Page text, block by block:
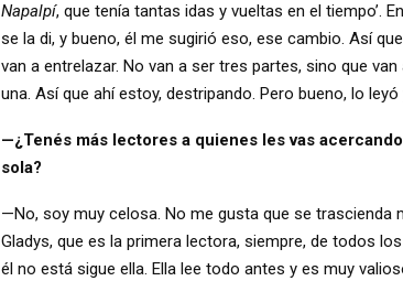
Napalpí, que tenía tantas idas y vueltas en el tiempo’.
se la di, y bueno, él me sugirió eso, ese cambio. Así
van a entrelazar. No van a ser tres partes, sino que
una. Así que ahí estoy, destripando. Pero bueno, lo
—¿Tenés más lectores a quienes les vas
sola?
—No, soy muy celosa. No me gusta que se trascienda
Gladys, que es la primera lectora, siempre, de todos
él no está sigue ella. Ella lee todo antes y es muy